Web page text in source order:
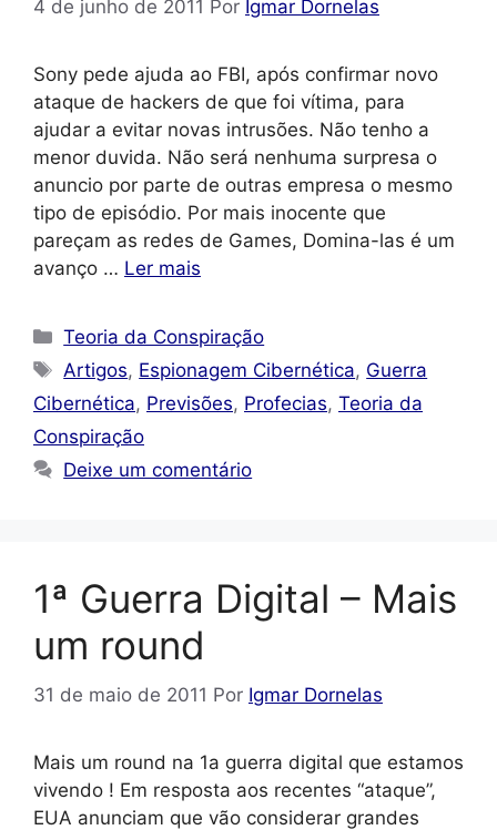
4 de junho de 2011 Por Igmar Dornelas
Sony pede ajuda ao FBI, após confirmar novo
ataque de hackers de que foi vítima, para
ajudar a evitar novas intrusões. Não tenho a
menor duvida. Não será nenhuma surpresa o
anuncio por parte de outras empresa o mesmo
tipo de episódio. Por mais inocente que
pareçam as redes de Games, Domina-las é um
avanço … Ler mais
Categorias
Teoria da Conspiração
Tags
Artigos, Espionagem Cibernética, Guerra
Cibernética, Previsões, Profecias, Teoria da
Conspiração
Deixe um comentário
1ª Guerra Digital – Mais
um round
31 de maio de 2011 Por Igmar Dornelas
Mais um round na 1a guerra digital que estamos
vivendo ! Em resposta aos recentes “ataque”,
EUA anunciam que vão considerar grandes